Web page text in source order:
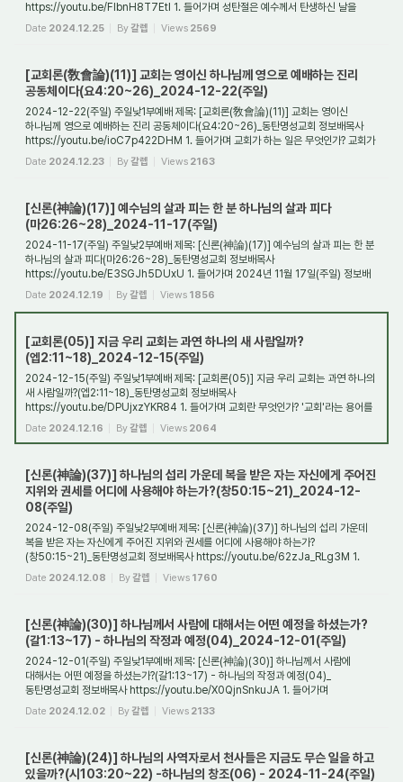
https://youtu.be/FlbnH8T7EtI 1. 들어가며 성탄절은 예수께서 탄생하신 날을
기념하는 기독교의 양대절기 가운데 하나...
Date 2024.12.25 By갈렙 Views 2569
[교회론(敎會論)(11)] 교회는 영이신 하나님께 영으로 예배하는 진리
공동체이다(요4:20~26)_2024-12-22(주일)
2024-12-22(주일) 주일낮1부예배 제목: [교회론(敎會論)(11)] 교회는 영이신
하나님께 영으로 예배하는 진리 공동체이다(요4:20~26)_동탄명성교회 정보배목사
https://youtu.be/ioC7p422DHM 1. 들어가며 교회가 하는 일은 무엇인가? 교회가
하는 일들은 아주 ...
Date 2024.12.23 By갈렙 Views 2163
[신론(神論)(17)] 예수님의 살과 피는 한 분 하나님의 살과 피다
(마26:26~28)_2024-11-17(주일)
2024-11-17(주일) 주일낮2부예배 제목: [신론(神論)(17)] 예수님의 살과 피는 한 분
하나님의 살과 피다(마26:26~28)_동탄명성교회 정보배목사
https://youtu.be/E3SGJh5DUxU 1. 들어가며 2024년 11월 17일(주일) 정보배
목사
Date 2024.12.19 By갈렙 Views 1856
[교회론(05)] 지금 우리 교회는 과연 하나의 새 사람일까?
(엡2:11~18)_2024-12-15(주일)
2024-12-15(주일) 주일낮1부예배 제목: [교회론(05)] 지금 우리 교회는 과연 하나의
새 사람일까?(엡2:11~18)_동탄명성교회 정보배목사
https://youtu.be/DPUjxzYKR84 1. 들어가며 교회란 무엇인가? '교회'라는 용어를
최초로 사용하신 분은 우리 주 예수님이...
Date 2024.12.16 By갈렙 Views 2064
[신론(神論)(37)] 하나님의 섭리 가운데 복을 받은 자는 자신에게 주어진
지위와 권세를 어디에 사용해야 하는가?(창50:15~21)_2024-12-
08(주일)
2024-12-08(주일) 주일낮2부예배 제목: [신론(神論)(37)] 하나님의 섭리 가운데
복을 받은 자는 자신에게 주어진 지위와 권세를 어디에 사용해야 하는가?
(창50:15~21)_동탄명성교회 정보배목사 https://youtu.be/62zJa_RLg3M 1.
들어가며 지금도 하나님께서는 ...
Date 2024.12.08 By갈렙 Views 1760
[신론(神論)(30)] 하나님께서 사람에 대해서는 어떤 예정을 하셨는가?
(갈1:13~17) - 하나님의 작정과 예정(04)_2024-12-01(주일)
2024-12-01(주일) 주일낮1부예배 제목: [신론(神論)(30)] 하나님께서 사람에
대해서는 어떤 예정을 하셨는가?(갈1:13~17) - 하나님의 작정과 예정(04)_
동탄명성교회 정보배목사 https://youtu.be/X0QjnSnkuJA 1. 들어가며
하나님께서는 모든 만물을 창조하기 ...
Date 2024.12.02 By갈렙 Views 2133
[신론(神論)(24)] 하나님의 사역자로서 천사들은 지금도 무슨 일을 하고
있을까?(시103:20~22) -하나님의 창조(06) - 2024-11-24(주일)